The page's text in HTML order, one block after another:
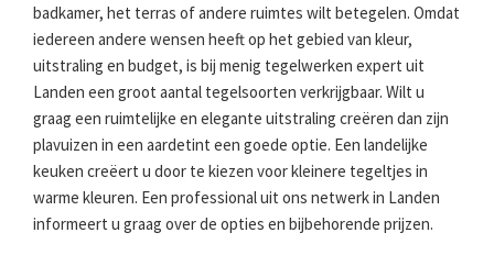
badkamer, het terras of andere ruimtes wilt betegelen. Omdat
iedereen andere wensen heeft op het gebied van kleur,
uitstraling en budget, is bij menig tegelwerken expert uit
Landen een groot aantal tegelsoorten verkrijgbaar. Wilt u
graag een ruimtelijke en elegante uitstraling creëren dan zijn
plavuizen in een aardetint een goede optie. Een landelijke
keuken creëert u door te kiezen voor kleinere tegeltjes in
warme kleuren. Een professional uit ons netwerk in Landen
informeert u graag over de opties en bijbehorende prijzen.